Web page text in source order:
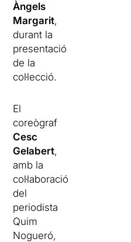
Àngels
Margarit,
durant la
presentació
de la
col·lecció.
El
coreògraf
Cesc
Gelabert,
amb la
col·laboració
del
periodista
Quim
Nogueró,